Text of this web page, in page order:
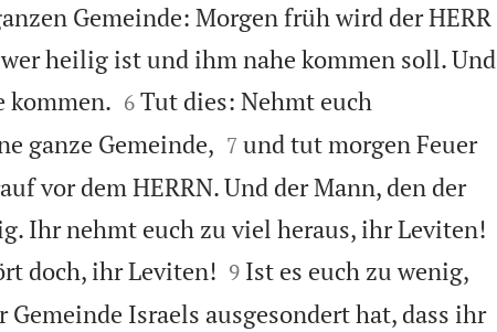
Gemeinde: Morgen früh wird der HERR
heilig ist und ihm nahe kommen soll. Und
kommen.
6 Tut dies: Nehmt euch
ganze Gemeinde,
7 und tut morgen Feuer
vor dem HERRN. Und der Mann, den der
Ihr nehmt euch zu viel heraus, ihr Leviten!
doch, ihr Leviten!
9 Ist es euch zu wenig,
Gemeinde Israels ausgesondert hat, dass ihr